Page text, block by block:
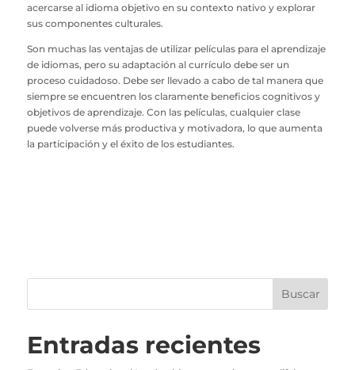
acercarse al idioma objetivo en su contexto nativo y explorar
sus componentes culturales.
Son muchas las ventajas de utilizar películas para el aprendizaje
de idiomas, pero su adaptación al currículo debe ser un
proceso cuidadoso. Debe ser llevado a cabo de tal manera que
siempre se encuentren los claramente beneficios cognitivos y
objetivos de aprendizaje. Con las películas, cualquier clase
puede volverse más productiva y motivadora, lo que aumenta
la participación y el éxito de los estudiantes.
Entradas recientes